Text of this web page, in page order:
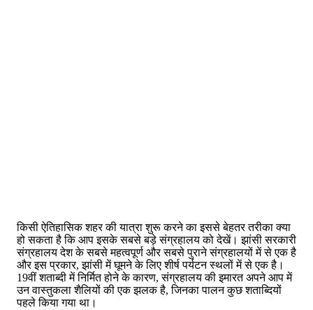
किसी ऐतिहासिक शहर की यात्रा शुरू करने का इससे बेहतर तरीका क्या
हो सकता है कि आप इसके सबसे बड़े संग्रहालय को देखें। झांसी सरकारी
संग्रहालय देश के सबसे महत्वपूर्ण और सबसे पुराने संग्रहालयों में से एक है
और इस प्रकार, झांसी में घूमने के लिए शीर्ष पर्यटन स्थलों में से एक है।
19वीं शताब्दी में निर्मित होने के कारण, संग्रहालय की इमारत अपने आप में
उन वास्तुकला शैलियों की एक झलक है, जिनका पालन कुछ शताब्दियों
पहले किया गया था।